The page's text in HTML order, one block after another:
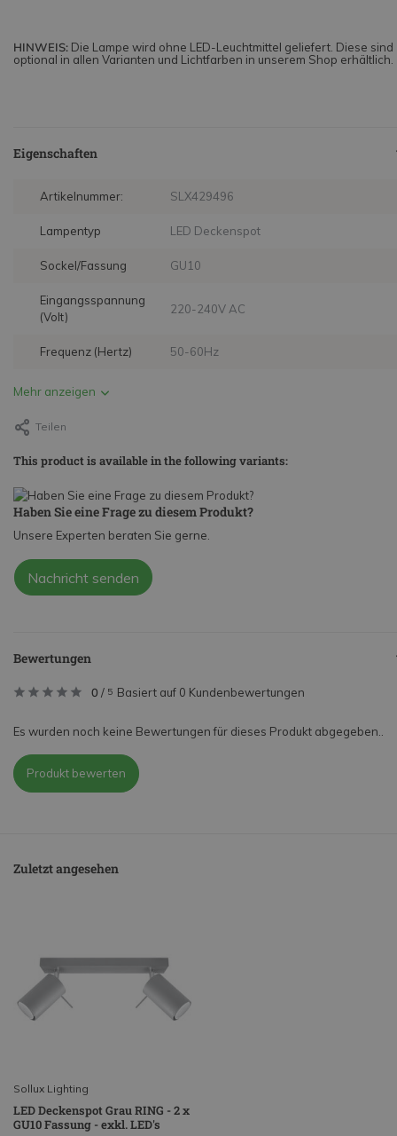
HINWEIS: Die Lampe wird ohne LED-Leuchtmittel geliefert. Diese sind
optional in allen Varianten und Lichtfarben in unserem Shop erhältlich.
Eigenschaften
Artikelnummer: SLX429496
Lampentyp LED Deckenspot
Sockel/Fassung GU10
Eingangsspannung
(Volt)
220-240V AC
Frequenz (Hertz) 50-60Hz
Mehr anzeigen
Teilen
This product is available in the following variants:
Haben Sie eine Frage zu diesem Produkt?
Unsere Experten beraten Sie gerne.
Nachricht senden
Bewertungen
0 / 5 Basiert auf 0 Kundenbewertungen
Es wurden noch keine Bewertungen für dieses Produkt abgegeben..
Produkt bewerten
Zuletzt angesehen
Sollux Lighting
LED Deckenspot Grau RING - 2 x
GU10 Fassung - exkl. LED's